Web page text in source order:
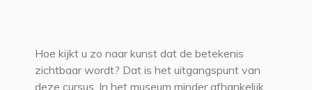
Hoe kijkt u zo naar kunst dat de betekenis
zichtbaar wordt? Dat is het uitgangspunt van
deze cursus. In het museum minder afhankelijk